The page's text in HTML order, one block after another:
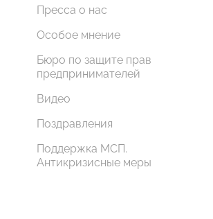
Пресса о нас
Особое мнение
Бюро по защите прав
предпринимателей
Видео
Поздравления
Поддержка МСП.
Антикризисные меры